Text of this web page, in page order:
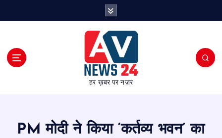
हर ख़बर पर नज़र
PM मोदी ने किया ‘कर्तव्य भवन’ का